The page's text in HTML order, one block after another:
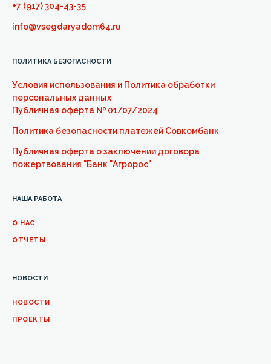
+7 (917) 304-43-35
info@vsegdaryadom64.ru
НАША РАБОТА
О НАС
ОТЧЕТЫ
НОВОСТИ
НОВОСТИ
ПРОЕКТЫ
ПОЛИТИКА БЕЗОПАСНОСТИ
Условия использования и Политика обработки
персональных данных
Публичная оферта № 01/07/2024
Политика безопасности платежей Совкомбанк
Публичная оферта о заключении договора
пожертвования "Банк "Агророс"